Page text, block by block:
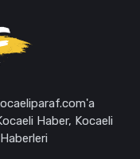
Haber, Kocaeli